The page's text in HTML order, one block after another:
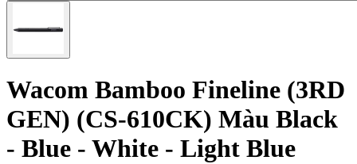
Wacom Bamboo Fineline (3RD
GEN) (CS-610CK) Màu Black
- Blue - White - Light Blue